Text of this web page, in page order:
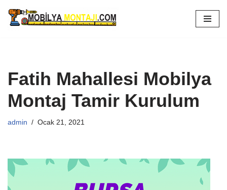
İçeriğe
Fatih Mahallesi Mobilya
Montaj Tamir Kurulum
admin Ocak 21, 2021